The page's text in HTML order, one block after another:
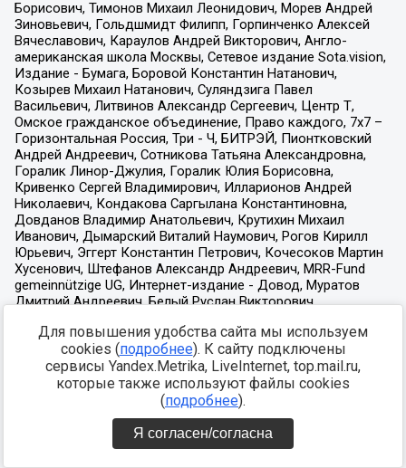
Для повышения удобства сайта мы используем
cookies (подробнее). К сайту подключены
сервисы Yandex.Metrika, LiveInternet, top.mail.ru,
которые также используют файлы cookies
(подробнее).
Я согласен/согласна